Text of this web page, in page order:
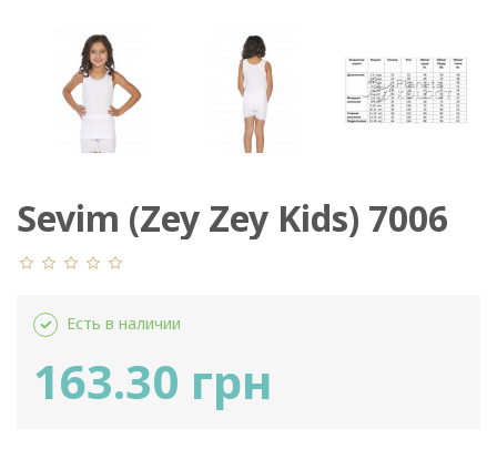
Sevim (Zey Zey Kids) 7006
Есть в наличии
163.30 грн